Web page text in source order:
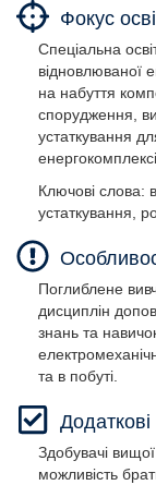
Фокус
Спеціальна
відновлюваної
на набуття
спорудження,
устаткування
Ключові слова:
устаткування,
Поглиблене
дисциплін
знань та
та в побуті.
Здобувачі
можливість